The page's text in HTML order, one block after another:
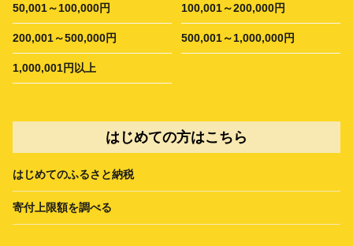
50,001～100,000円 100,001～200,000円
200,001～500,000円 500,001～1,000,000円
1,000,001円以上
はじめての方はこちら
はじめてのふるさと納税
寄付上限額を調べる